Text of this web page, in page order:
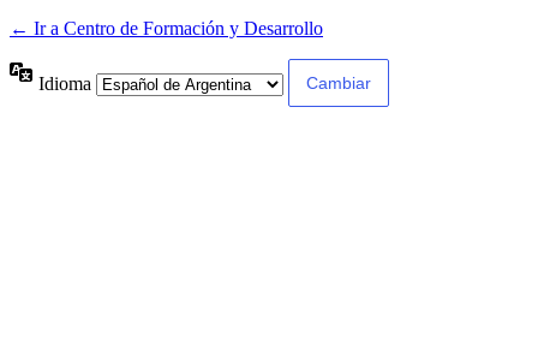
← Ir a Centro de Formación y Desarrollo
Idioma